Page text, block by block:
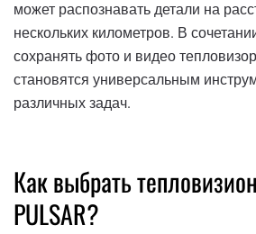
может распознавать детали на
нескольких километров. В
сохранять фото и видео
становятся универсальным
различных задач.
Как выбрать
PULSAR?